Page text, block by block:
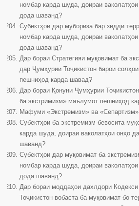
номбар карда шуда, доираи
дода шаванд?
Субектҳои дар мубориза бар зидди
номбар карда шуда, доираи
дода шаванд?
Дар бораи Стратегияи муқовимат ба
дар Ҷумҳурии Тоҷикистон барои
пешниҳод карда шавад?
Дар бораи Қонуни Ҷумҳурии
ба экстримизм» маълумот пешниҳод
Мафуми «Экстремизм» ва
Субектҳои ба экстремизм бевосита
карда шуда, доираи ваколатҳои онҳо
шаванд?
Субектҳои дар муқовимат ба
номбар карда шуда, доираи
дода шаванд?
Дар бораи моддаҳои дахлдори
Тоҷикистон вобаста ба муқовимат бо